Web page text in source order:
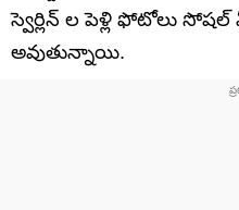
స్వెర్లిన్ ల పెళ్లి ఫోటోలు
అవుతున్నాయి.